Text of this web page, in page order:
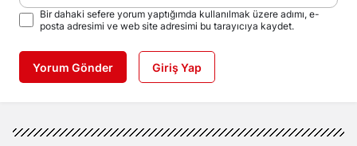
Bir dahaki sefere yorum yaptığımda kullanılmak üzere adımı, e-
posta adresimi ve web site adresimi bu tarayıcıya kaydet.
Yorum Gönder Giriş Yap